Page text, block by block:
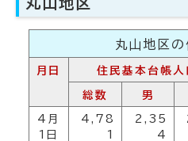
丸山地区
月日 住民基本台帳人
総数 男
4月
1日
4,78
1
2,35
4